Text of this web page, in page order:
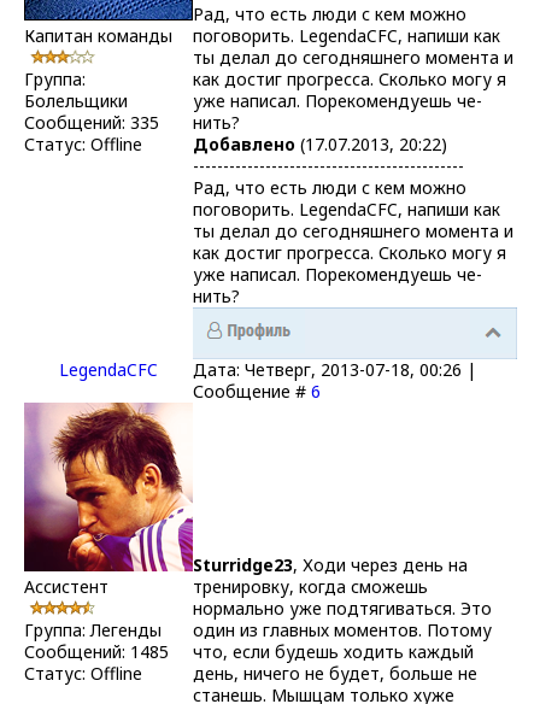
Капитан команды
Группа:
Болельщики
Сообщений: 335
Статус: Offline
Рад, что есть люди с кем можно
поговорить. LegendaCFC, напиши как
ты делал до сегодняшнего момента и
как достиг прогресса. Сколько могу я
уже написал. Порекомендуешь че-
нить?
Добавлено (17.07.2013, 20:22)
---------------------------------------------
Рад, что есть люди с кем можно
поговорить. LegendaCFC, напиши как
ты делал до сегодняшнего момента и
как достиг прогресса. Сколько могу я
уже написал. Порекомендуешь че-
нить?
LegendaCFC
Дата: Четверг, 2013-07-18, 00:26 |
Сообщение # 6
Ассистент
Группа: Легенды
Сообщений: 1485
Статус: Offline
Sturridge23, Ходи через день на
тренировку, когда сможешь
нормально уже подтягиваться. Это
один из главных моментов. Потому
что, если будешь ходить каждый
день, ничего не будет, больше не
станешь. Мышцам только хуже